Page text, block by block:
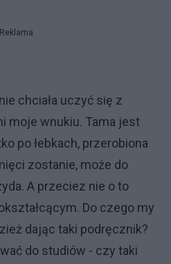
Reklama
chciała uczyć się z
moje wnukiu. Tama jest
po łebkach, przerobiona
zostanie, może do
A przeciez nie o to
Do czego my
dając taki podręcznik?
do studiów - czy taki